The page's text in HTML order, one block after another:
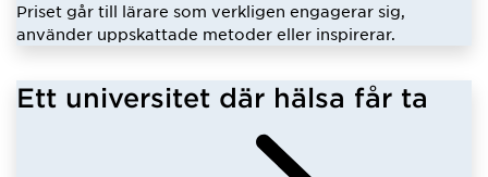
Priset går till lärare som verkligen engagerar sig,
använder uppskattade metoder eller inspirerar.
Ett universitet där hälsa får ta